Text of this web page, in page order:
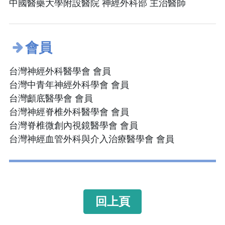
中國醫藥大學附設醫院 神經外科部 主治醫師
會員
台灣神經外科醫學會 會員
台灣中青年神經外科學會 會員
台灣顱底醫學會 會員
台灣神經脊椎外科醫學會 會員
台灣脊椎微創內視鏡醫學會 會員
台灣神經血管外科與介入治療醫學會 會員
回上頁